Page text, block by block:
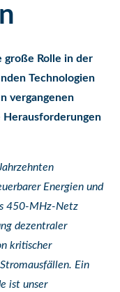
große Rolle in der
Technologien
vergangenen
Herausforderungen
Energien und
450-MHz-Netz
dezentraler
kritischer
Ein
ist unser